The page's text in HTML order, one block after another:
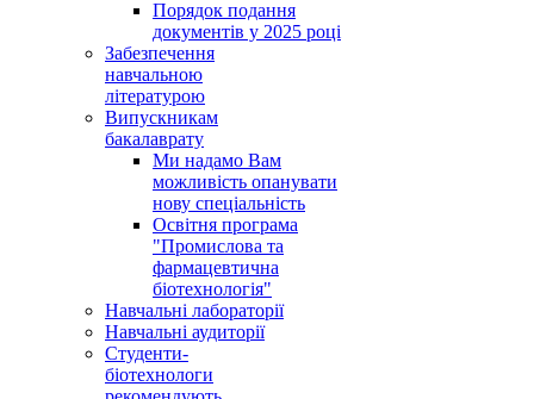
Порядок подання
документів у 2025 році
Забезпечення
навчальною
літературою
Випускникам
бакалаврату
Ми надамо Вам
можливість опанувати
нову спеціальність
Освітня програма
"Промислова та
фармацевтична
біотехнологія"
Навчальні лабораторії
Навчальні аудиторії
Студенти-
біотехнологи